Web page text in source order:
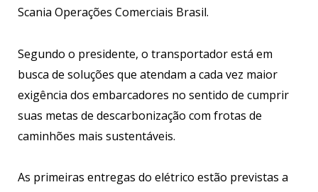
Scania Operações Comerciais Brasil.
Segundo o presidente, o transportador está em
busca de soluções que atendam a cada vez maior
exigência dos embarcadores no sentido de cumprir
suas metas de descarbonização com frotas de
caminhões mais sustentáveis.
As primeiras entregas do elétrico estão previstas a